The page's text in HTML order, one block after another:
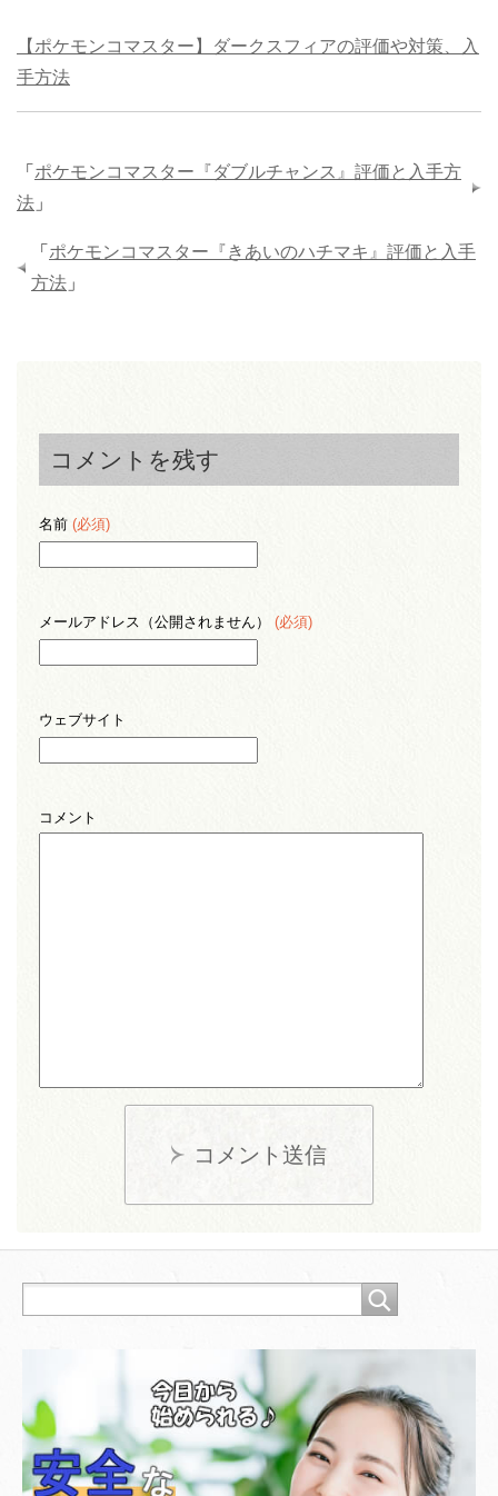
【ポケモンコマスター】ダークスフィアの評価や対策、入
手方法
「 ポケモンコマスター『ダブルチャンス』評価と入手方
法 」
「 ポケモンコマスター『きあいのハチマキ』評価と入手
方法 」
コメントを残す
名前 (必須)
メールアドレス（公開されません） (必須)
ウェブサイト
コメント
コメント送信